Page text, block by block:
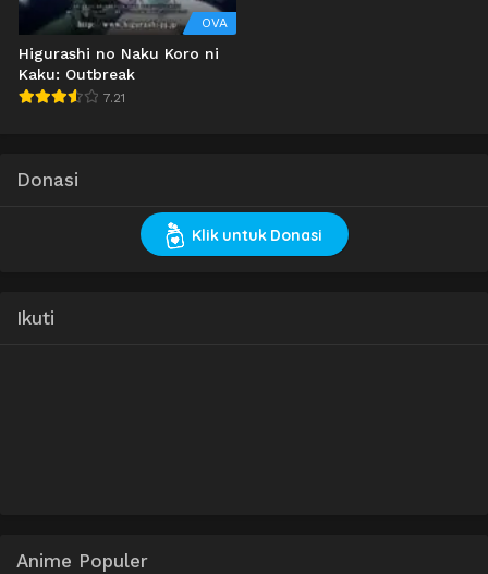
OVA
Higurashi no Naku Koro ni
Kaku: Outbreak
7.21
Donasi
Klik untuk Donasi
Ikuti
Anime Populer